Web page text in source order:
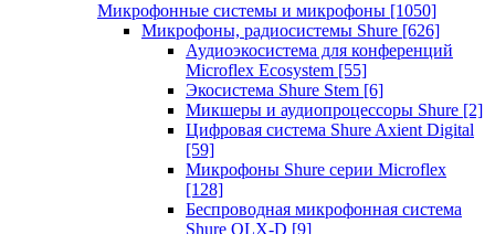
Микрофонные системы и микрофоны [1050]
Микрофоны, радиосистемы Shure [626]
Аудиоэкосистема для конференций
Microflex Ecosystem [55]
Экосистема Shure Stem [6]
Микшеры и аудиопроцессоры Shure [2]
Цифровая система Shure Axient Digital
[59]
Микрофоны Shure серии Microflex
[128]
Беспроводная микрофонная система
Shure QLX-D [9]